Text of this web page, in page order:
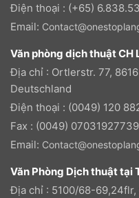
Điện thoại : (+65)
Email:
Văn phòng dịch thuật CH
Địa chỉ : Ortlerstr. 77,
Deutschland
Điện thoại : (0049) 120
Fax : (0049) 07031927739
Email:
Văn Phòng Dịch thuật tại
Địa chỉ : 5100/68-